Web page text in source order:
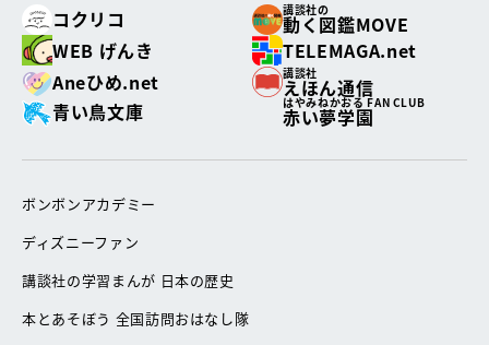
コクリコ
講談社の
動く図鑑MOVE
WEB げんき
TELEMAGA.net
Aneひめ.net
講談社
えほん通信
青い鳥文庫
はやみねかおる FAN CLUB
赤い夢学園
ボンボンアカデミー
ディズニーファン
講談社の学習まんが 日本の歴史
本とあそぼう 全国訪問おはなし隊